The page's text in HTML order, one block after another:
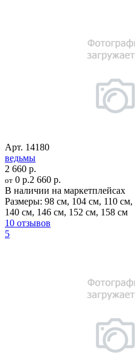
Арт. 14180
ведьмы
2 660 р.
от 0 р.2 660 р.
В наличии на маркетплейсах
Размеры: 98 см, 104 см, 110 см,
140 см, 146 см, 152 см, 158 см
10 отзывов
5